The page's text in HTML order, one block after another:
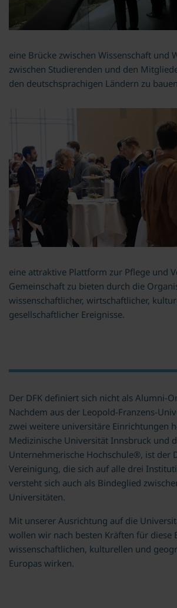
eine Brücke zwischen Wissenschaft und
zwischen Studierenden und den
den deutschsprachigen Ländern zu
eine attraktive Plattform zur Pflege und
Gemeinschaft zu bieten durch die
wissenschaftlicher, wirtschaftlicher,
gesellschaftlicher Ereignisse.
Der DFK definiert sich nicht als Alumni-
Nachdem aus der Leopold-Franzens-
zwei weitere universitäre Einrichtungen
Medizinische Universität Innsbruck und
Unternehmerische Hochschule®, ist der
Vereinigung, die sich auf alle drei
versteht sich auch als Bindeglied
Universitäten.
Mit unserer Ausrichtung auf die
wollen wir nach besten Kräften für diese
wissenschaftlichen, kulturellen und
Europas wirken.